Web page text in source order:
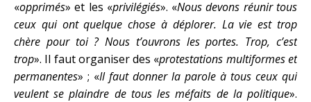
«opprimés» et les «privilégiés». «Nous devons réunir tous
ceux qui ont quelque chose à déplorer. La vie est trop
chère pour toi ? Nous t’ouvrons les portes. Trop, c’est
trop». Il faut organiser des «protestations multiformes et
permanentes» ; «Il faut donner la parole à tous ceux qui
veulent se plaindre de tous les méfaits de la politique».